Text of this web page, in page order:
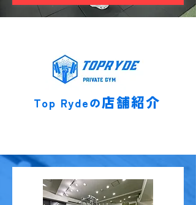
Top Rydeの店舗紹介